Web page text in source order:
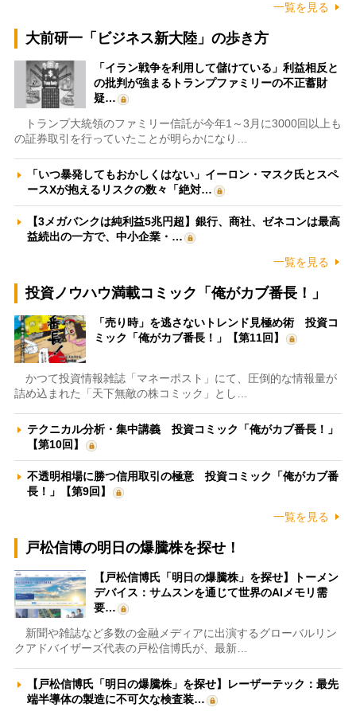
一覧を見る
大前研一「ビジネス新大陸」の歩き方
「イラン戦争を利用して儲けている」利益相反と
の批判が強まるトランプファミリーの不正蓄財
疑…
トランプ大統領のファミリー信託が今年1～3月に3000回以上も
の証券取引を行っていたことが明らかになり…
「いつ暴発してもおかしくはない」イーロン・マスク氏とスペ
ースXが抱えるリスクの数々「絶対…
【3メガバンクは純利益5兆円超】銀行、商社、ゼネコンは最高
益続出の一方で、中小企業・…
一覧を見る
投資ノウハウ満載コミック「俺がカブ番長！」
「売り時」を逃さないトレンド見極め術 投資コ
ミック「俺がカブ番長！」【第11回】
かつて投資情報雑誌「マネーポスト」にて、圧倒的な情報量が
詰め込まれた「天下無敵の株コミック」とし…
テクニカル分析・集中講義 投資コミック「俺がカブ番長！」
【第10回】
不透明相場に勝つ信用取引の極意 投資コミック「俺がカブ番
長！」【第9回】
一覧を見る
戸松信博の明日の爆騰株を探せ！
【戸松信博氏「明日の爆騰株」を探せ】トーメン
デバイス：サムスンを通じて世界のAIメモリ需
要…
新聞や雑誌など多数の金融メディアに出演するグローバルリン
クアドバイザーズ代表の戸松信博氏が、最新…
【戸松信博氏「明日の爆騰株」を探せ】レーザーテック：最先
端半導体の製造に不可欠な検査装…